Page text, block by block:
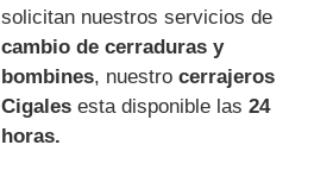
solicitan nuestros servicios de
cambio de cerraduras y
bombines, nuestro cerrajeros
Cigales esta disponible las 24
horas.